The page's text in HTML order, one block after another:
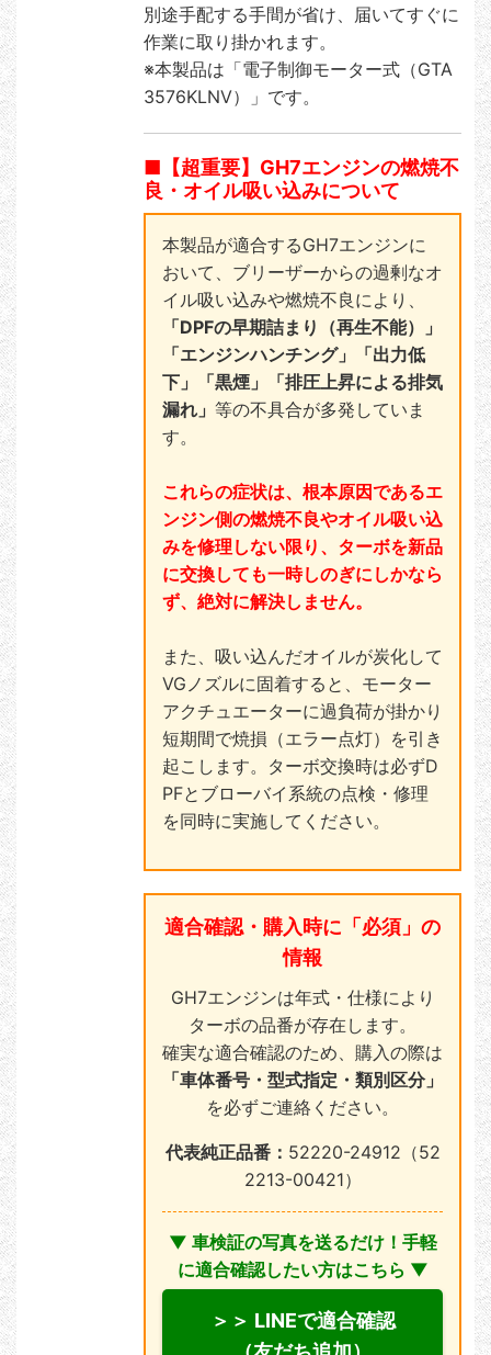
別途手配する手間が省け、届いてすぐに
作業に取り掛かれます。
※本製品は「電子制御モーター式（GTA
3576KLNV）」です。
■【超重要】GH7エンジンの燃焼不
良・オイル吸い込みについて
本製品が適合するGH7エンジンに
おいて、ブリーザーからの過剰なオ
イル吸い込みや燃焼不良により、
「DPFの早期詰まり（再生不能）」
「エンジンハンチング」「出力低
下」「黒煙」「排圧上昇による排気
漏れ」 等の不具合が多発していま
す。
これらの症状は、根本原因であるエ
ンジン側の燃焼不良やオイル吸い込
みを修理しない限り、ターボを新品
に交換しても一時しのぎにしかなら
ず、絶対に解決しません。
また、吸い込んだオイルが炭化して
VGノズルに固着すると、モーター
アクチュエーターに過負荷が掛かり
短期間で焼損（エラー点灯）を引き
起こします。ターボ交換時は必ずD
PFとブローバイ系統の点検・修理
を同時に実施してください。
適合確認・購入時に「必須」の
情報
GH7エンジンは年式・仕様により
ターボの品番が存在します。
確実な適合確認のため、購入の際は
「車体番号・型式指定・類別区分」
を必ずご連絡ください。
代表純正品番： 52220-24912（52
2213-00421）
▼ 車検証の写真を送るだけ！手軽
に適合確認したい方はこちら ▼
＞＞ LINEで適合確認